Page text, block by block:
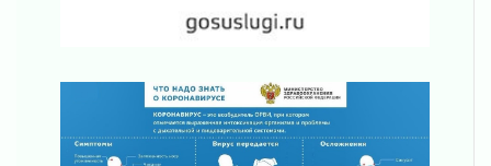
районе Ленобласти
действовать при укусе клеща
02 августа 2026
В Ивангороде назвали новых почетных